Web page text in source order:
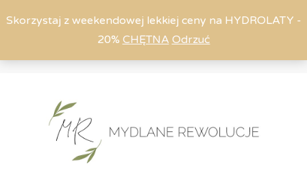
Skorzystaj z weekendowej lekkiej ceny na HYDROLATY -
20% CHĘTNA Odrzuć